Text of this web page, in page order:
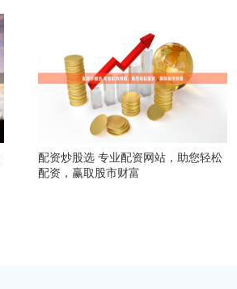
配资炒股选 专业配资网站，助您轻松
配资，赢取股市财富